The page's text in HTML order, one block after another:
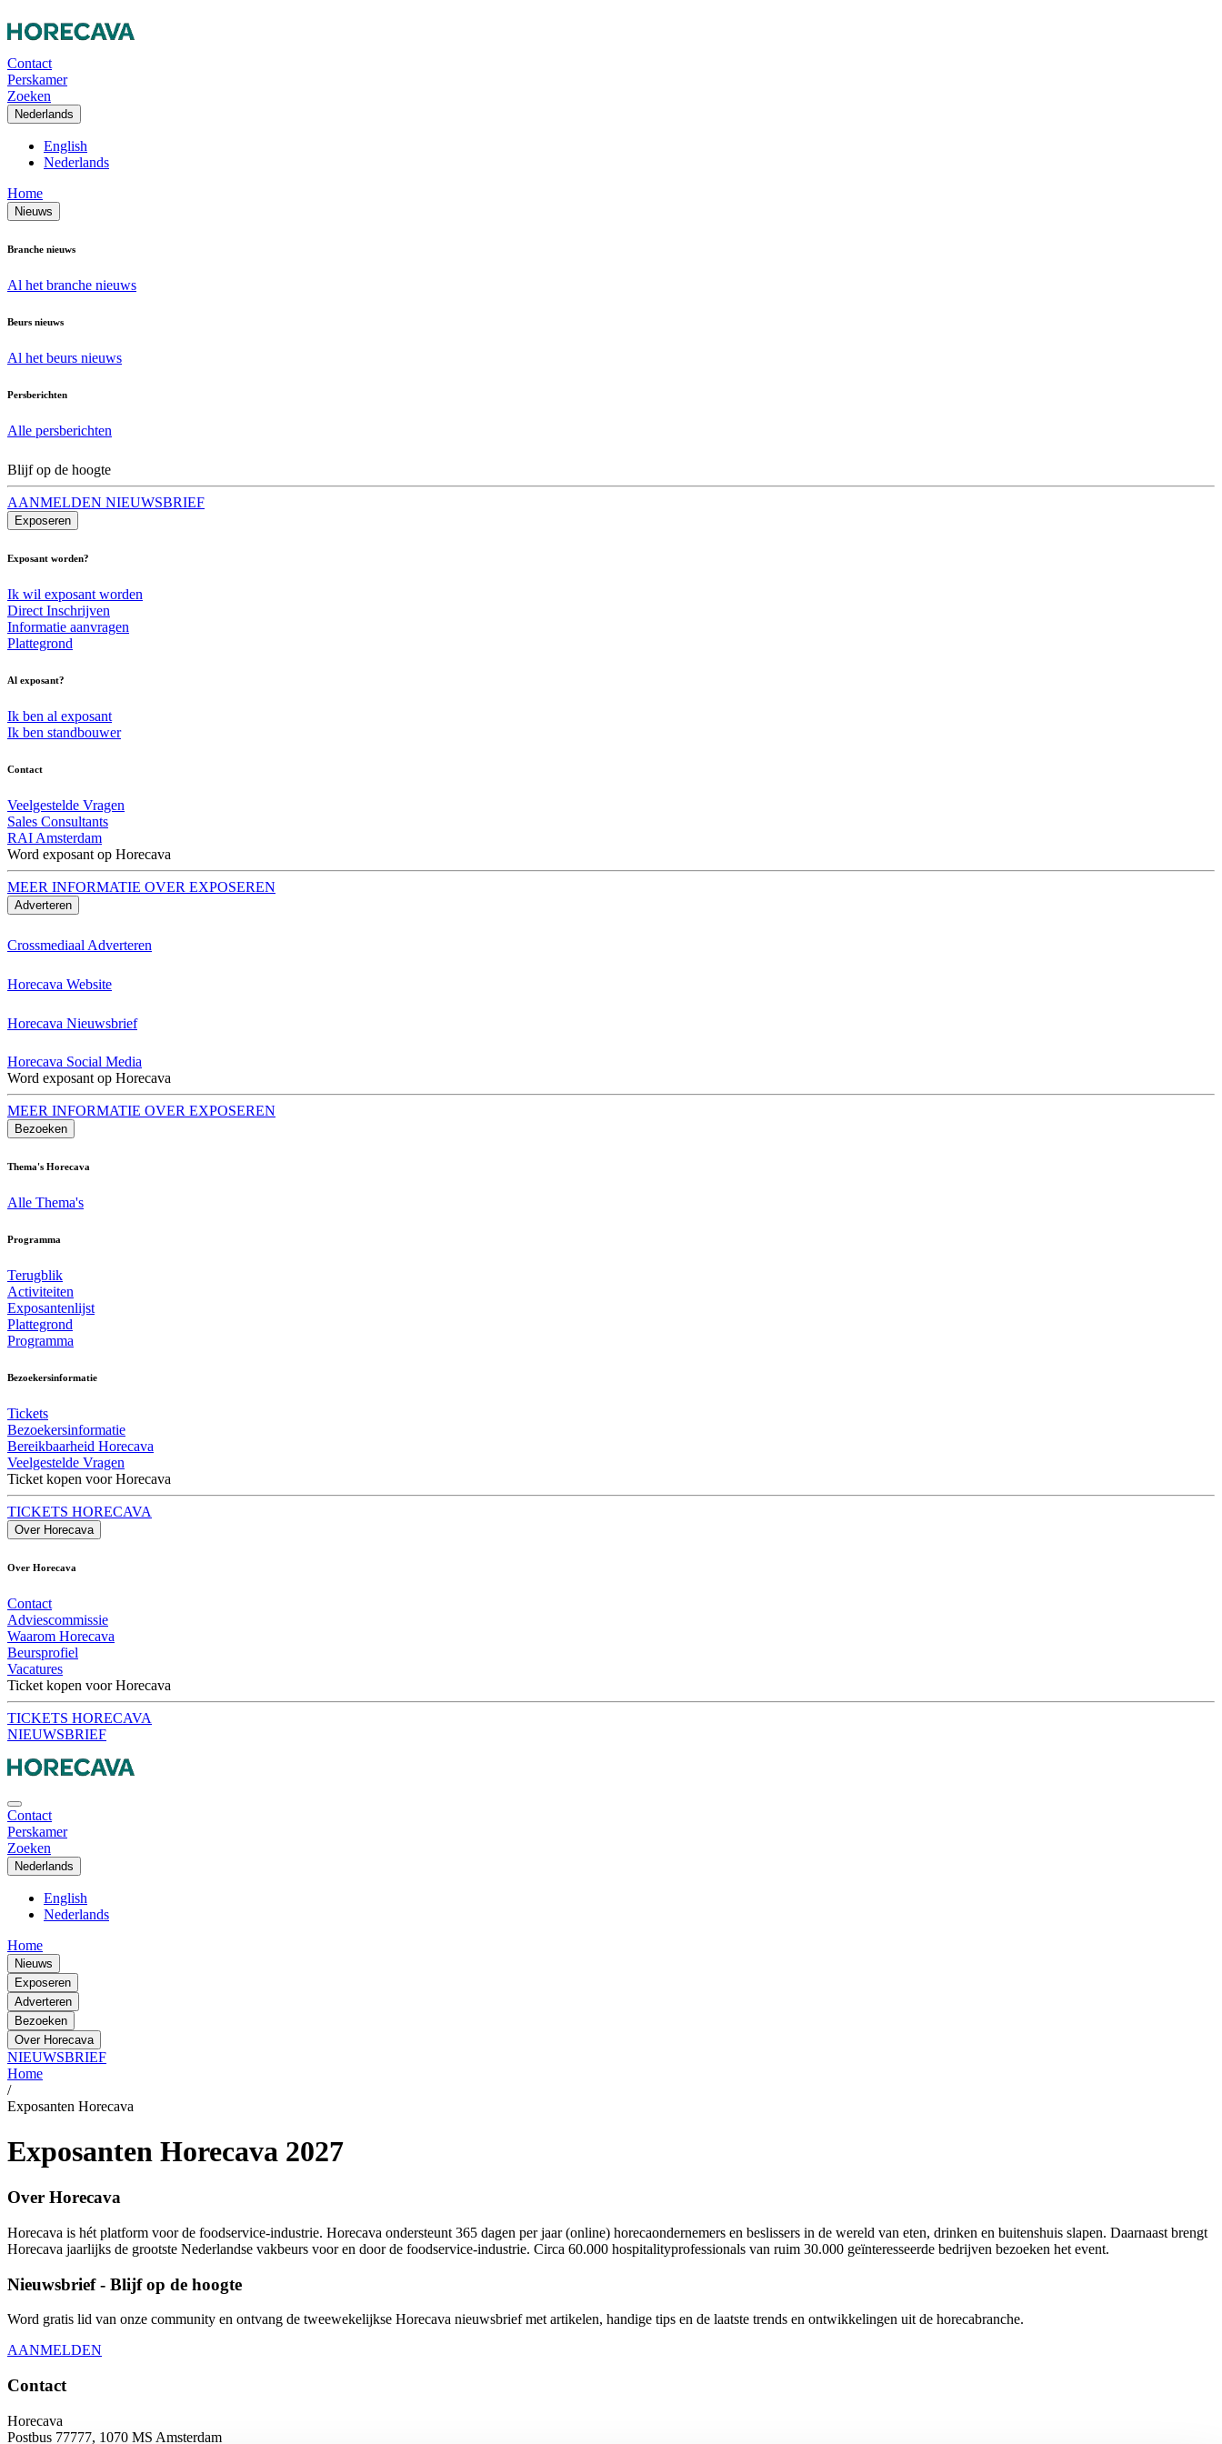
Contact
Perskamer
Zoeken
Nederlands
English
Nederlands
Home
Nieuws
Branche nieuws
Al het branche nieuws
Beurs nieuws
Al het beurs nieuws
Persberichten
Alle persberichten
Blijf op de hoogte
AANMELDEN NIEUWSBRIEF
Exposeren
Exposant worden?
Ik wil exposant worden
Direct Inschrijven
Informatie aanvragen
Plattegrond
Al exposant?
Ik ben al exposant
Ik ben standbouwer
Contact
Veelgestelde Vragen
Sales Consultants
RAI Amsterdam
Word exposant op Horecava
MEER INFORMATIE OVER EXPOSEREN
Adverteren
Crossmediaal Adverteren
Horecava Website
Horecava Nieuwsbrief
Horecava Social Media
Word exposant op Horecava
MEER INFORMATIE OVER EXPOSEREN
Bezoeken
Thema's Horecava
Alle Thema's
Programma
Terugblik
Activiteiten
Exposantenlijst
Plattegrond
Programma
Bezoekersinformatie
Tickets
Bezoekersinformatie
Bereikbaarheid Horecava
Veelgestelde Vragen
Ticket kopen voor Horecava
TICKETS HORECAVA
Over Horecava
Over Horecava
Contact
Adviescommissie
Waarom Horecava
Beursprofiel
Vacatures
Ticket kopen voor Horecava
TICKETS HORECAVA
NIEUWSBRIEF
Contact
Perskamer
Zoeken
Nederlands
English
Nederlands
Home
Nieuws
Exposeren
Adverteren
Bezoeken
Over Horecava
NIEUWSBRIEF
Home
/
Exposanten Horecava
Exposanten Horecava 2027
Over Horecava
Horecava is hét platform voor de foodservice-industrie. Horecava ondersteunt 365 dagen per jaar (online) horecaondernemers en beslissers in de wereld van eten, drinken en buitenshuis slapen. Daarnaast brengt
Horecava jaarlijks de grootste Nederlandse vakbeurs voor en door de foodservice-industrie. Circa 60.000 hospitalityprofessionals van ruim 30.000 geïnteresseerde bedrijven bezoeken het event.
Nieuwsbrief - Blijf op de hoogte
Word gratis lid van onze community en ontvang de tweewekelijkse Horecava nieuwsbrief met artikelen, handige tips en de laatste trends en ontwikkelingen uit de horecabranche.
AANMELDEN
Contact
Horecava
Postbus 77777, 1070 MS Amsterdam